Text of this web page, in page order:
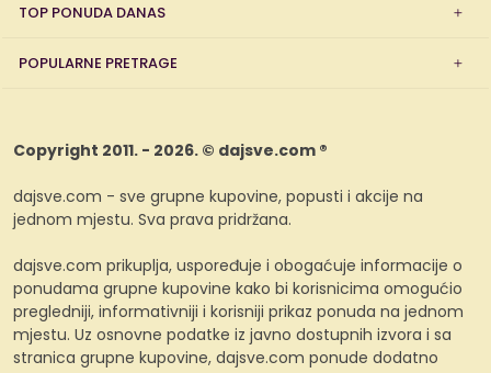
TOP PONUDA DANAS
POPULARNE PRETRAGE
Copyright 2011. - 2026. © dajsve.com ®
dajsve.com - sve grupne kupovine, popusti i akcije na
jednom mjestu. Sva prava pridržana.
dajsve.com prikuplja, uspoređuje i obogaćuje informacije o
ponudama grupne kupovine kako bi korisnicima omogućio
pregledniji, informativniji i korisniji prikaz ponuda na jednom
mjestu. Uz osnovne podatke iz javno dostupnih izvora i sa
stranica grupne kupovine, dajsve.com ponude dodatno